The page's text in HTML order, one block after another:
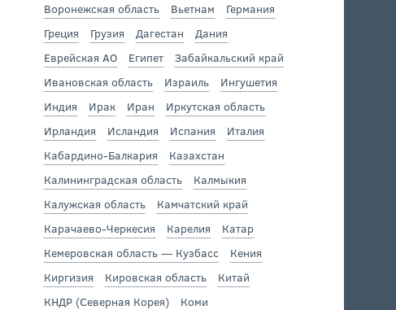
Воронежская область
Вьетнам
Германия
Греция
Грузия Дагестан
Дания
Еврейская АО
Египет
Забайкальский край
Ивановская область
Израиль
Ингушетия
Индия
Ирак Иран
Иркутская область
Ирландия
Исландия Испания
Италия
Кабардино-Балкария
Казахстан
Калининградская область
Калмыкия
Калужская область
Камчатский край
Карачаево-Черкесия
Карелия
Катар
Кемеровская область — Кузбасс
Кения
Киргизия
Кировская область
Китай
КНДР (Северная Корея)
Коми